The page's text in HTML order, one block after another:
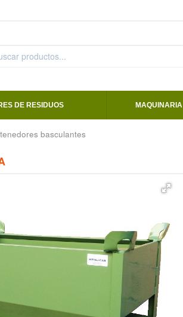
DE RESIDUOS MAQUINARIA
basculantes